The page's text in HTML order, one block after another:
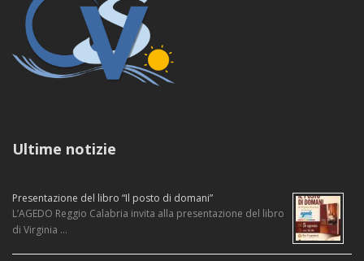
Ultime notizie
Presentazione del libro “Il posto di domani”
L’AGEDO Reggio Calabria invita alla presentazione del libro
di Virginia …